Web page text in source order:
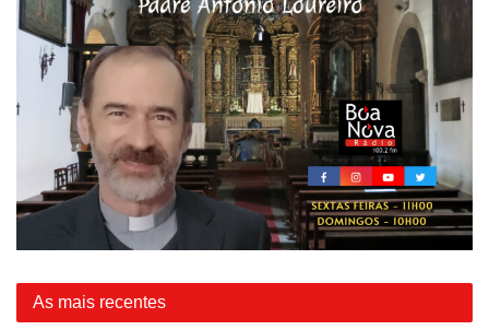
As mais recentes